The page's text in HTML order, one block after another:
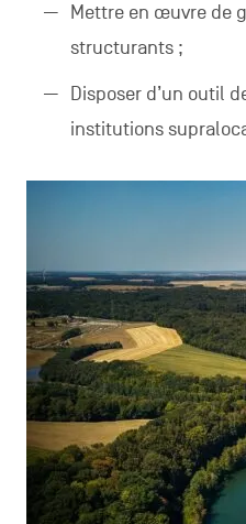
Mettre en œuvre de
structurants ;
Disposer d’un outil
institutions